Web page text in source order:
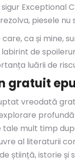
Exceptional
piesele nu
ca și mine,
de
luării de
gratuit
vreodată
mult timp
al literaturii
știință, istorie